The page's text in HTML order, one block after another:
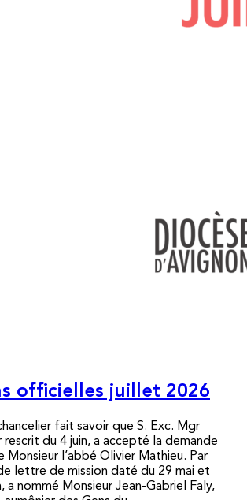
officielles juillet 2026
fait savoir que S. Exc. Mgr
rescrit du 4 juin, a accepté la demande
Monsieur l’abbé Olivier Mathieu. Par
lettre de mission daté du 29 mai et
a nommé Monsieur Jean-Gabriel Faly,